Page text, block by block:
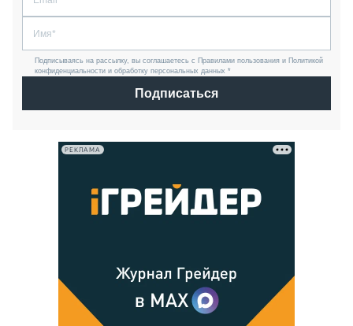
Подписываясь на рассылку, вы соглашаетесь с Правилами пользования и Политикой
конфиденциальности и обработку персональных данных *
Подписаться
РЕКЛАМА